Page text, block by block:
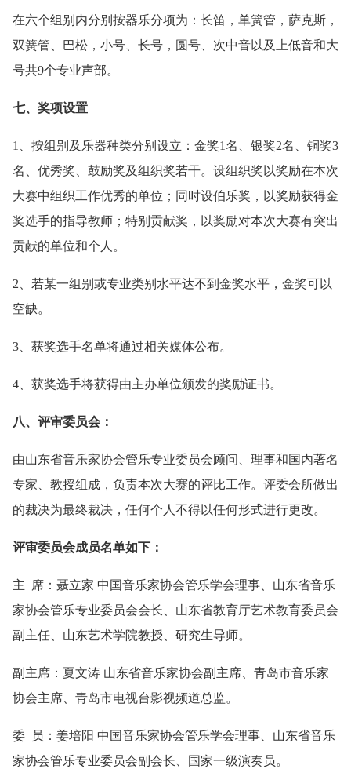
在六个组别内分别按器乐分项为：长笛，单簧管，萨克斯，
双簧管、巴松，小号、长号，圆号、次中音以及上低音和大
号共9个专业声部。
七、奖项设置
1、按组别及乐器种类分别设立：金奖1名、银奖2名、铜奖3
名、优秀奖、鼓励奖及组织奖若干。设组织奖以奖励在本次
大赛中组织工作优秀的单位；同时设伯乐奖，以奖励获得金
奖选手的指导教师；特别贡献奖，以奖励对本次大赛有突出
贡献的单位和个人。
2、若某一组别或专业类别水平达不到金奖水平，金奖可以
空缺。
3、获奖选手名单将通过相关媒体公布。
4、获奖选手将获得由主办单位颁发的奖励证书。
八、评审委员会：
由山东省音乐家协会管乐专业委员会顾问、理事和国内著名
专家、教授组成，负责本次大赛的评比工作。评委会所做出
的裁决为最终裁决，任何个人不得以任何形式进行更改。
评审委员会成员名单如下：
主 席：聂立家 中国音乐家协会管乐学会理事、山东省音乐
家协会管乐专业委员会会长、山东省教育厅艺术教育委员会
副主任、山东艺术学院教授、研究生导师。
副主席：夏文涛 山东省音乐家协会副主席、青岛市音乐家
协会主席、青岛市电视台影视频道总监。
委 员：姜培阳 中国音乐家协会管乐学会理事、山东省音乐
家协会管乐专业委员会副会长、国家一级演奏员。